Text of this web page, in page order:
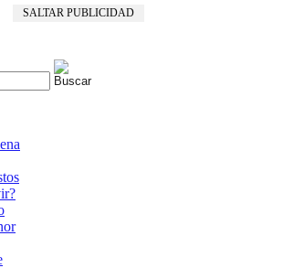
SALTAR PUBLICIDAD